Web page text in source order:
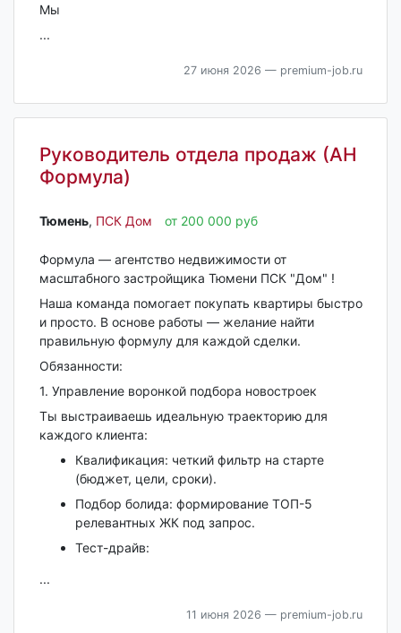
Мы
...
27 июня 2026 — premium-job.ru
Руководитель отдела продаж (АН
Формула)
Тюмень‎, ПСК Дом от 200 000 руб
Формула — агентство недвижимости от
масштабного застройщика Тюмени ПСК "Дом" !
Наша команда помогает покупать квартиры быстро
и просто. В основе работы — желание найти
правильную формулу для каждой сделки.
Обязанности:
1. Управление воронкой подбора новостроек
Ты выстраиваешь идеальную траекторию для
каждого клиента:
Квалификация: четкий фильтр на старте
(бюджет, цели, сроки).
Подбор болида: формирование ТОП-5
релевантных ЖК под запрос.
Тест-драйв:
...
11 июня 2026 — premium-job.ru